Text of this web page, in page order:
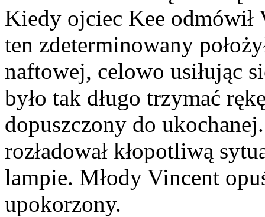
Kiedy ojciec Kee
ten zdeterminowany
naftowej, celowo usiłując
było tak długo trzymać
dopuszczony do
rozładował kłopotliwą
lampie. Młody Vincent
upokorzony.